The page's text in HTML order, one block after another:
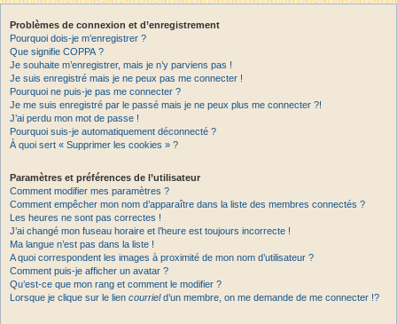
Problèmes de connexion et d’enregistrement
Pourquoi dois-je m’enregistrer ?
Que signifie COPPA ?
Je souhaite m’enregistrer, mais je n’y parviens pas !
Je suis enregistré mais je ne peux pas me connecter !
Pourquoi ne puis-je pas me connecter ?
Je me suis enregistré par le passé mais je ne peux plus me connecter ?!
J’ai perdu mon mot de passe !
Pourquoi suis-je automatiquement déconnecté ?
À quoi sert « Supprimer les cookies » ?
Paramètres et préférences de l’utilisateur
Comment modifier mes paramètres ?
Comment empêcher mon nom d’apparaître dans la liste des membres connectés ?
Les heures ne sont pas correctes !
J’ai changé mon fuseau horaire et l’heure est toujours incorrecte !
Ma langue n’est pas dans la liste !
A quoi correspondent les images à proximité de mon nom d’utilisateur ?
Comment puis-je afficher un avatar ?
Qu’est-ce que mon rang et comment le modifier ?
Lorsque je clique sur le lien courrield’un membre, on me demande de me connecter !?